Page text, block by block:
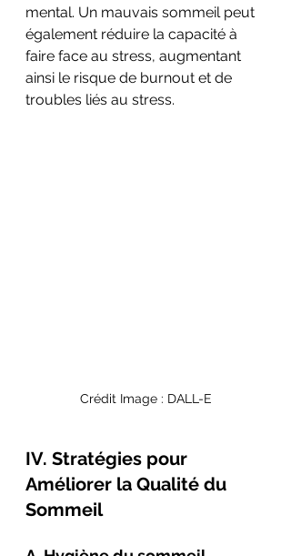
mental. Un mauvais sommeil peut
également réduire la capacité à
faire face au stress, augmentant
ainsi le risque de burnout et de
troubles liés au stress.
Crédit Image : DALL-E
IV. Stratégies pour
Améliorer la Qualité du
Sommeil